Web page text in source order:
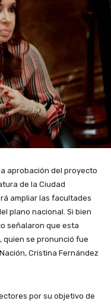
aprobación del proyecto
de la Ciudad
ampliar las facultades
plano nacional. Si bien
señalaron que esta
quien se pronunció fue
Cristina Fernández
por su objetivo de